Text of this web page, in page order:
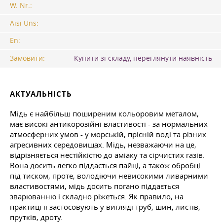
W. Nr.:
Aisi Uns:
En:
Замовити:
Купити зі складу, переглянути наявність
АКТУАЛЬНІСТЬ
Мідь є найбільш поширеним кольоровим металом,
має високі антикорозійні властивості - за нормальних
атмосферних умов - у морській, прісній воді та різних
агресивних середовищах. Мідь, незважаючи на це,
відрізняється нестійкістю до аміаку та сірчистих газів.
Вона досить легко піддається пайці, а також обробці
під тиском, проте, володіючи невисокими ливарними
властивостями, мідь досить погано піддається
зварюванню і складно ріжеться. Як правило, на
практиці її застосовують у вигляді труб, шин, листів,
прутків, дроту.